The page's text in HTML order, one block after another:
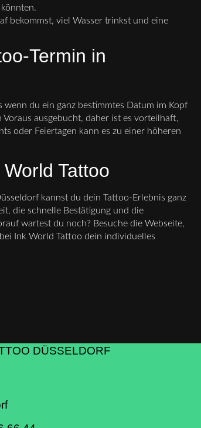
bekommst, viel Wasser trinkst und eine
Termin in
wenn du ein ganz bestimmtes Datum im Kopf
ausgebucht, daher ist es vorteilhaft,
oder Feiertagen kann es zu einer höheren
Tattoo
kannst du dein Tattoo-Erlebnis ganz
die schnelle Bestätigung und die
wartest du noch? Besuche die Webseite,
Ink World Tattoo dein individuelles
DÜSSELDORF